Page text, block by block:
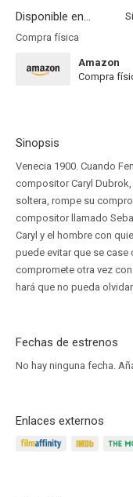
Disponible en...
Compra física
Amazon
Compra
Sinopsis
Venecia 1900. Cuando
compositor Caryl
soltera, rompe su
compositor llamado
Caryl y el hombre con
puede evitar que se case
compromete otra vez
hará que no pueda
Fechas de estrenos
No hay ninguna fecha.
Enlaces externos